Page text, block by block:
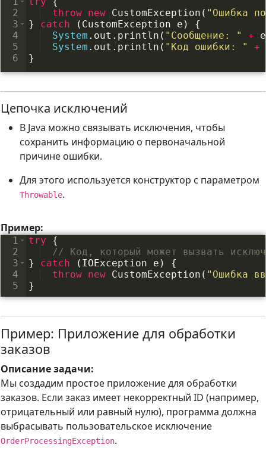
2
3
4
5
6
throw new CustomException ( "Ошибка
}
catch ( CustomException e )
{
System . out . println ( "Сообщение: " +
e
System . out . println ( "Код ошибки: "
+
}
Цепочка исключений
В Java можно связывать исключения, чтобы
сохранить информацию о первоначальной
причине ошибки.
Для этого используется конструктор с параметром
Throwable.
Пример:
1
2
3
4
5
try
{
// Код, который может вызвать
}
catch ( IOException e )
{
throw new CustomException ( "Ошибка
}
Пример: Приложение для обработки
заказов
Описание задачи:
Мы создадим простое приложение для обработки
заказов. Если заказ имеет некорректный ID (например,
отрицательный или равный нулю), программа должна
выбрасывать пользовательское исключение
OrderProcessingException.